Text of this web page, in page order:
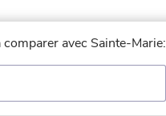
avec Sainte-Marie: